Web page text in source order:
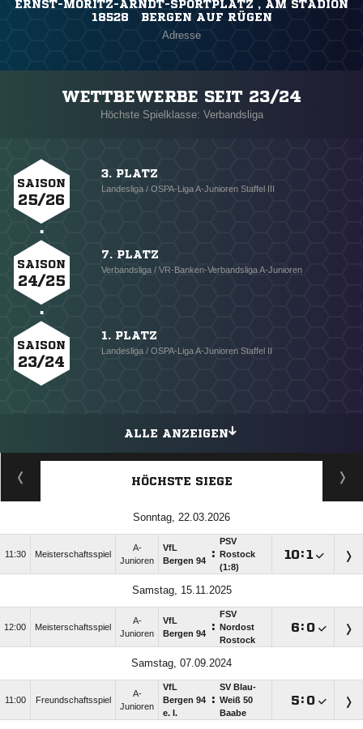
ERNST-MORITZ-ARNDT-SPORTPLATZ , AM STADION
18528 BERGEN AUF RÜGEN
Adresse
WETTBEWERBE SEIT 23/24
Höchste Spielklasse: Verbandsliga
SAISON
25/26
3. PLATZ
Landesliga / OSPA-Liga A-Junioren Staffel III
SAISON
24/25
7. PLATZ
Verbandsliga / VR-Banken-Verbandsliga A-Junioren
SAISON
23/24
1. PLATZ
Landesliga / OSPA-Liga A-Junioren Staffel II
ALLE ANZEIGEN
HÖCHSTE SIEGE
Sonntag, 22.03.2026
11:30 Meisterschaftsspiel
A-
Junioren
VfL
Bergen 94
:
PSV
Rostock
(1:8)
:
Samstag, 15.11.2025
12:00 Meisterschaftsspiel
A-
Junioren
VfL
Bergen 94
:
FSV
Nordost
Rostock
: 
Samstag, 07.09.2024
11:00 Freundschaftsspiel
A-
Junioren
VfL
Bergen 94
e. I.
:
SV Blau-
Weiß 50
Baabe
: 